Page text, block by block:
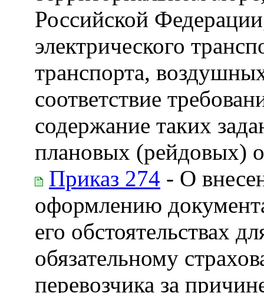
Российской
электрического
транспорта,
соответствие
содержание таких
плановых (рейдовых)
Приказ 274 - О
оформлению
его обстоятельствах
обязательному
перевозчика за